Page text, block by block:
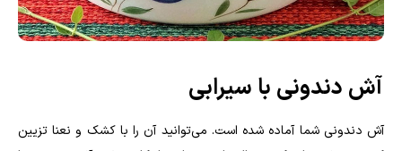
آش دندونی با سیرابی
آش دندونی شما آماده شده است. می‌توانید آن را با کشک و نعنا تزیین